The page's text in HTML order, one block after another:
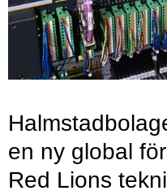
en ny global
Red Lions